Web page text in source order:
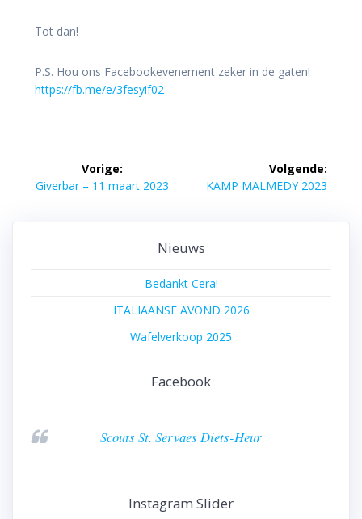
Tot dan!
P.S. Hou ons Facebookevenement zeker in de gaten!
https://fb.me/e/3fesyif02
Bericht
navigatie
Vorige:
Vorig
Giverbar – 11 maart 2023
Volgende:
Volgend
KAMP MALMEDY 2023
Nieuws
Bedankt Cera!
ITALIAANSE AVOND 2026
Wafelverkoop 2025
Facebook
Scouts St. Servaes Diets-Heur
Instagram Slider